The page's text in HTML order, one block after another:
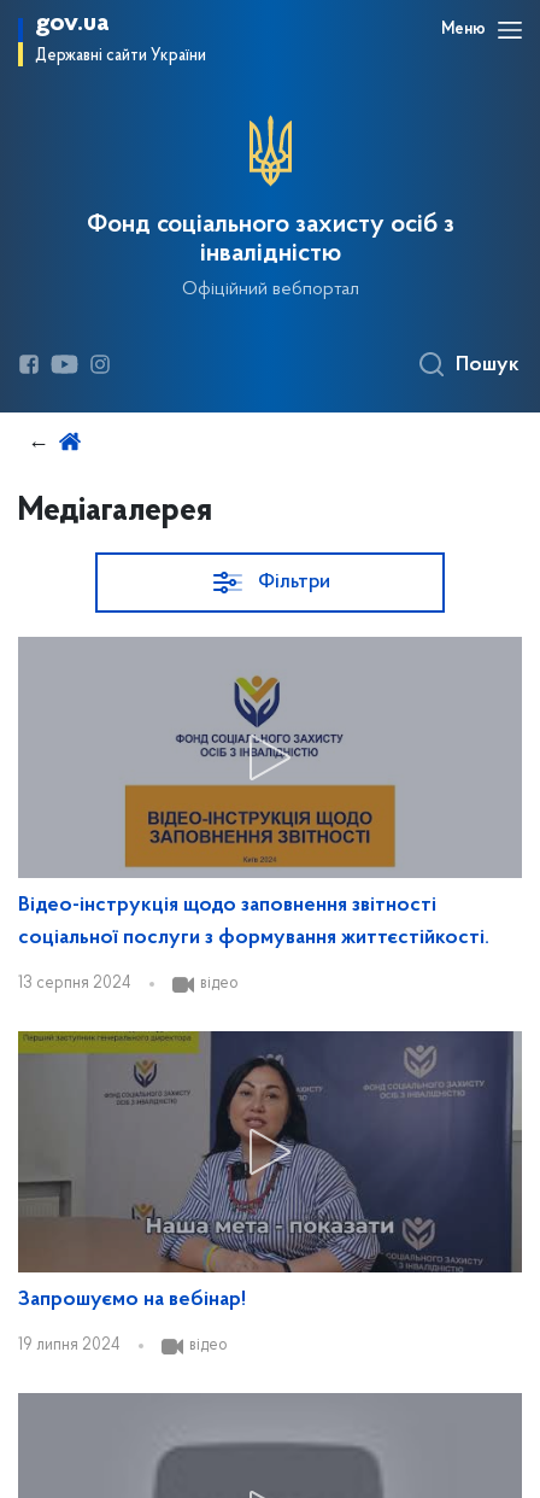
gov.ua
Державні сайти України
Меню
Фонд соціального захисту осіб з
інвалідністю
Офіційний вебпортал
Пошук
Медіагалерея
Фільтри
Відео-інструкція щодо заповнення звітності
соціальної послуги з формування життєстійкості.
13 серпня 2024 відео
Запрошуємо на вебінар!
19 липня 2024 відео